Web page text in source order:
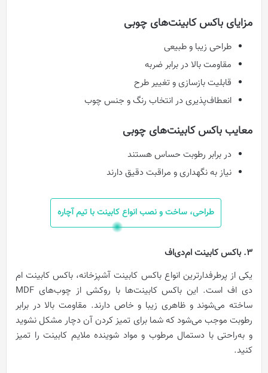
مزایای باکس کابینت‌های چوبی
طراحی زیبا و طبیعی
مقاومت بالا در برابر ضربه
قابلیت بازسازی و تغییر طرح
انعطاف‌پذیری در انتخاب رنگ و جنس چوب
معایب باکس کابینت‌های چوبی
در برابر رطوبت حساس هستند
نیاز به نگهداری و مراقبت دقیق دارند
طراحی، ساخت و نصب انواع کابینت با تیم آچاره
3. باکس کابینت ام‌‌دی‌‌اف
یکی از پرطرفدارترین انواع باکس کابینت‌ آشپزخانه، باکس کابینت ام‌
دی ‌اف است. این باکس کابینت‌ها با روکشی از چوب‌های MDF
ساخته می‌شوند و ظاهری زیبا و خاص دارند. مقاومت بالا در برابر
رطوبت موجب می‌شود که شما برای تمیز کردن آن دچار مشکل نشوید
و به‌راحتی با دستمال مرطوب و مواد شوینده ملایم کابینت را تمیز
کنید.